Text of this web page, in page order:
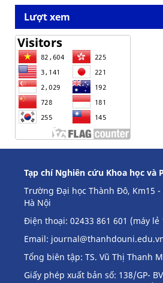
Lượt xem
Tạp chí Nghiên cứu Khoa học và
Trường Đại học Thành Đô, Km15
Hà Nội
Điện thoại: 02433 861 601 (máy lẻ
Email:
Tổng biên tập: TS. Vũ Thị Thanh
Giấy phép xuất bản số: 138/GP-